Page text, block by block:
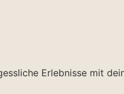
Erlebnisse mit